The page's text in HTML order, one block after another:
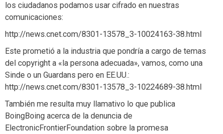
los ciudadanos podamos usar cifrado en nuestras
comunicaciones:
http://news.cnet.com/8301-13578_3-10024163-38.html
Este prometió a la industria que pondría a cargo de temas
del copyright a «la persona adecuada», vamos, como una
Sinde o un Guardans pero en EE.UU.:
http://news.cnet.com/8301-13578_3-10224689-38.html
También me resulta muy llamativo lo que publica
BoingBoing acerca de la denuncia de
ElectronicFrontierFoundation sobre la promesa